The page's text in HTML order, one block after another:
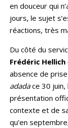
en douceur qui
jours, le sujet
réactions, très
Du côté du
Frédéric Hellich
absence de
adadace 30 juin,
présentation
contexte et de
qu’en